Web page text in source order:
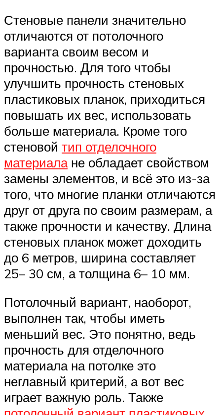
Стеновые панели значительно
отличаются от потолочного
варианта своим весом и
прочностью. Для того чтобы
улучшить прочность стеновых
пластиковых планок, приходиться
повышать их вес, использовать
больше материала. Кроме того
стеновой тип отделочного
материалане обладает свойством
замены элементов, и всё это из-за
того, что многие планки отличаются
друг от друга по своим размерам, а
также прочности и качеству. Длина
стеновых планок может доходить
до 6 метров, ширина составляет
25– 30 см, а толщина 6– 10 мм.
Потолочный вариант, наоборот,
выполнен так, чтобы иметь
меньший вес. Это понятно, ведь
прочность для отделочного
материала на потолке это
неглавный критерий, а вот вес
играет важную роль. Также